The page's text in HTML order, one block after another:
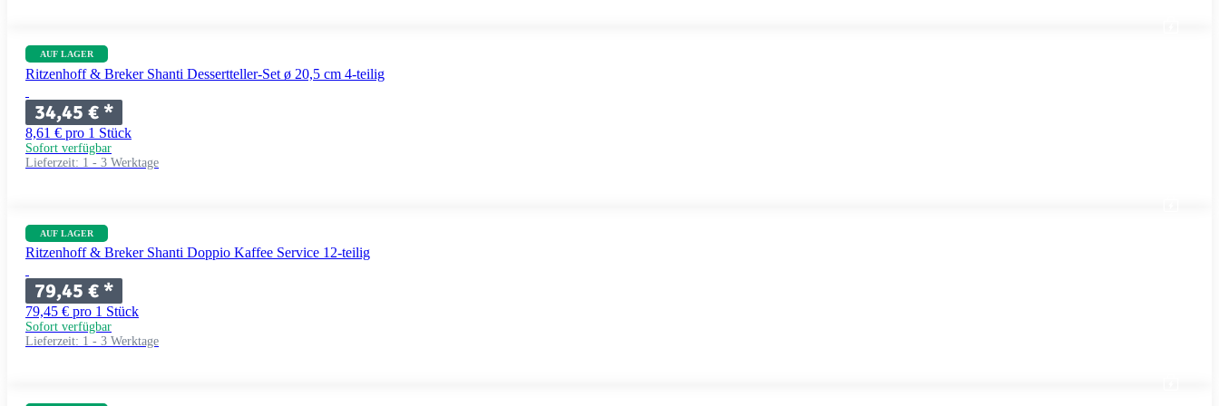
AUF LAGER
Ritzenhoff & Breker Shanti Dessertteller-Set ø 20,5 cm 4-teilig
34,45 € *
8,61 € pro 1 Stück
Sofort verfügbar
Lieferzeit: 1 - 3 Werktage
AUF LAGER
Ritzenhoff & Breker Shanti Doppio Kaffee Service 12-teilig
79,45 € *
79,45 € pro 1 Stück
Sofort verfügbar
Lieferzeit: 1 - 3 Werktage